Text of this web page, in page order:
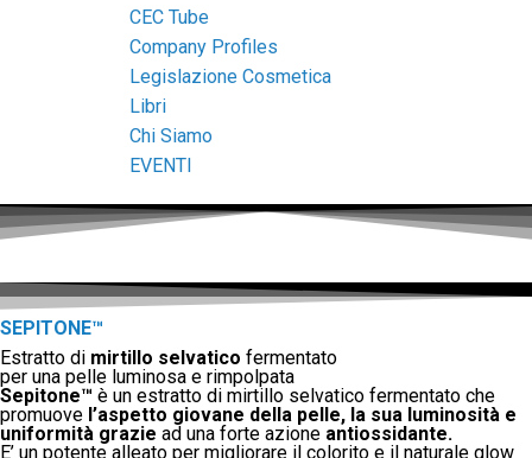
CEC Tube
Company Profiles
Legislazione Cosmetica
Libri
Chi Siamo
EVENTI
SEPITONE™
Estratto di mirtillo selvatico fermentato
per una pelle luminosa e rimpolpata
Sepitone™ è un estratto di mirtillo selvatico fermentato che
promuove l’aspetto giovane della pelle, la sua luminosità e
uniformità grazie ad una forte azione antiossidante.
E’ un potente alleato per migliorare il colorito e il naturale glow